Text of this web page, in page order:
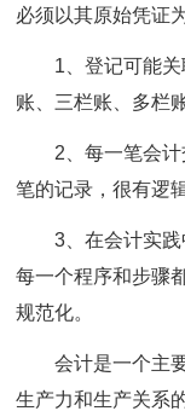
必须以其原始凭证
1、登记可能
账、三栏账、多栏
2、每一笔会
笔的记录，很有逻辑
3、在会计实践
每一个程序和步骤
规范化。
会计是一个主
生产力和生产关系